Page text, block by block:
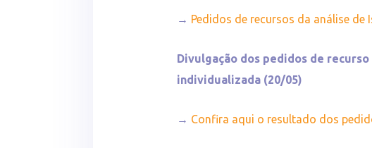
→ Pedidos de recursos da análise de
Divulgação dos pedidos de
individualizada (20/05)
→ Confira aqui o resultado dos